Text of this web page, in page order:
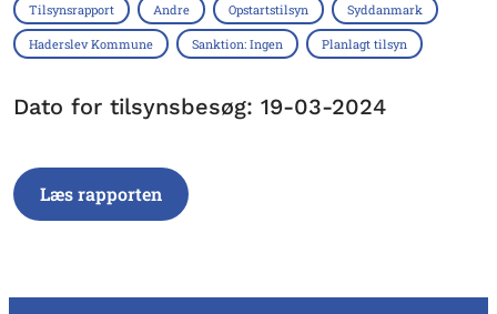
Tilsynsrapport Andre Opstartstilsyn Syddanmark
Haderslev Kommune Sanktion: Ingen Planlagt tilsyn
Dato for tilsynsbesøg: 19-03-2024
Læs rapporten